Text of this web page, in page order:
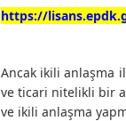
https://
Ancak ikili anlaşma
ve ticari nitelikli bir
ve ikili anlaşma